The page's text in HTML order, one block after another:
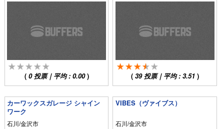
( 0投票｜平均 : 0.00) ( 39投票｜平均 : 3.51)
カーワックスガレージ シャイン
ワーク
石川/金沢市
VIBES（ヴァイブス）
石川/金沢市